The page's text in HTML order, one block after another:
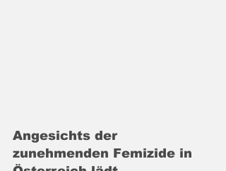
Angesichts der
zunehmenden Femizide in